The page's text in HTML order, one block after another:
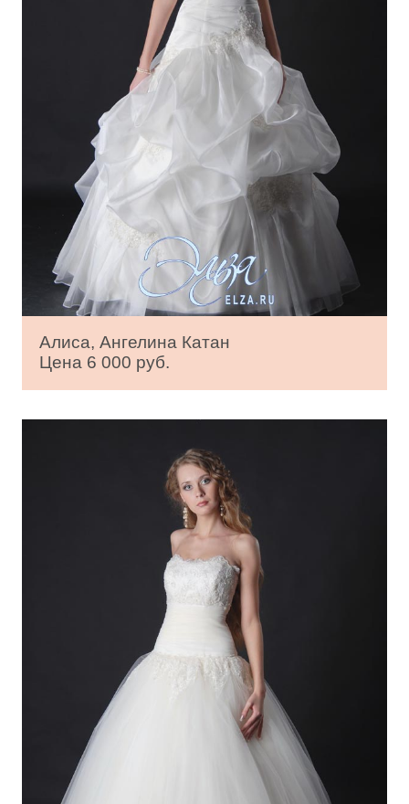
Алиса, Ангелина Катан
Цена 6 000 руб.